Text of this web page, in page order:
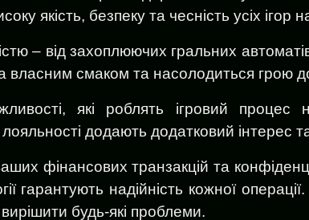
якість, безпеку та чесність усіх ігор
– від захоплюючих гральних
власним смаком та насолодиться грою
які роблять ігровий
лояльності додають додатковий
фінансових транзакцій та
гарантують надійність кожної
будь-які проблеми.